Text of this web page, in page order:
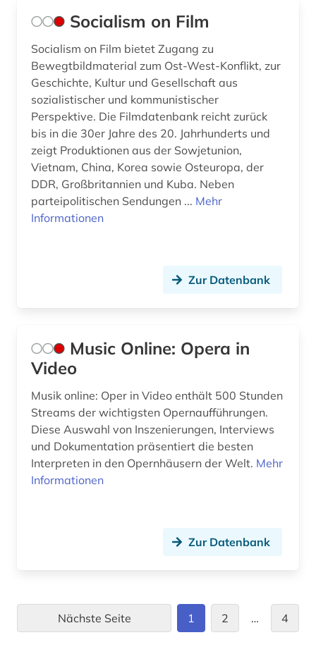
Socialism on Film
Socialism on Film bietet Zugang zu
Bewegtbildmaterial zum Ost-West-Konflikt, zur
Geschichte, Kultur und Gesellschaft aus
sozialistischer und kommunistischer
Perspektive. Die Filmdatenbank reicht zurück
bis in die 30er Jahre des 20. Jahrhunderts und
zeigt Produktionen aus der Sowjetunion,
Vietnam, China, Korea sowie Osteuropa, der
DDR, Großbritannien und Kuba. Neben
parteipolitischen Sendungen ... Mehr
Informationen
Zur Datenbank
Music Online: Opera in
Video
Musik online: Oper in Video enthält 500 Stunden
Streams der wichtigsten Opernaufführungen.
Diese Auswahl von Inszenierungen, Interviews
und Dokumentation präsentiert die besten
Interpreten in den Opernhäusern der Welt. Mehr
Informationen
Zur Datenbank
Nächste Seite 1 2 … 4